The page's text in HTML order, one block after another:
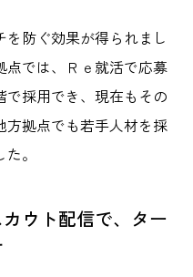
防ぐ効果が得られまし
点では、Ｒｅ就活で応募
で採用でき、現在もその
方拠点でも若手人材を採
。
ウト配信で、ター